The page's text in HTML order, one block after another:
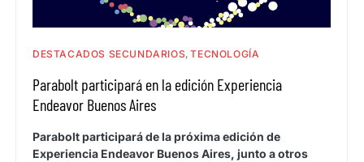
DESTACADOS SECUNDARIOS TECNOLOGÍA
Parabolt participará en la edición Experiencia
Endeavor Buenos Aires
Parabolt participará de la próxima edición de
Experiencia Endeavor Buenos Aires, junto a otros